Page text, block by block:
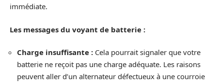
immédiate.
Les messages du voyant de batterie :
Charge insuffisante : Cela pourrait signaler que votre
batterie ne reçoit pas une charge adéquate. Les raisons
peuvent aller d’un alternateur défectueux à une courroie